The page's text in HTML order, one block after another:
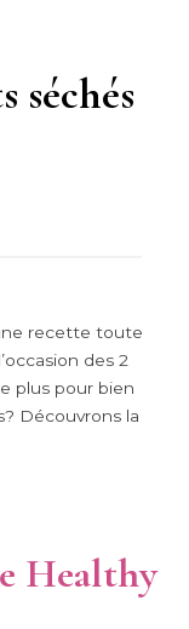
séchés
recette toute
des 2
plus pour bien
Découvrons la
Healthy